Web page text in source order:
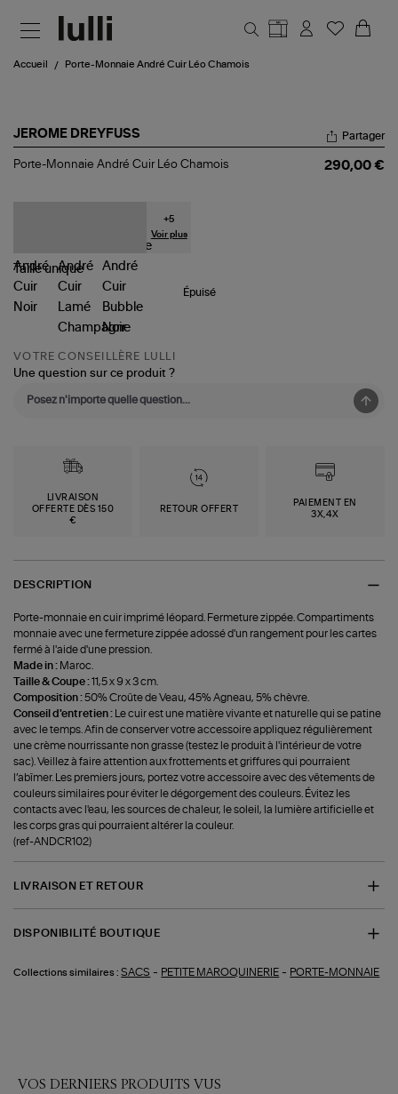
Accueil Porte-Monnaie André Cuir Léo Chamois
JEROME DREYFUSS
Porte-
Partager
Porte-Monnaie André Cuir Léo Chamois 290,00 €
+5
Voir plus
Tailleunique
Épuisé
VOTRE CONSEILLÈRE LULLI
Une question sur ce produit ?
LIVRAISON
OFFERTE DÈS 150
€
RETOUR OFFERT
PAIEMENT EN
3X,4X
DESCRIPTION
Porte-monnaie en cuir imprimé léopard. Fermeture zippée. Compartiments
monnaie avec une fermeture zippée adossé d'un rangement pour les cartes
fermé à l'aide d'une pression.
Made in : Maroc.
Taille & Coupe :11,5 x 9 x 3 cm.
Composition :50% Croûte de Veau, 45% Agneau, 5% chèvre.
Conseil d'entretien :
Le cuir est une matière vivante et naturelle qui se patine
avec le temps. Afin de conserver votre accessoire appliquez régulièrement
une crème nourrissante non grasse (testez le produit à l'intérieur de votre
sac). Veillez à faire attention aux frottements et griffures qui pourraient
l’abîmer. Les premiers jours, portez votre accessoire avec des vêtements de
couleurs similaires pour éviter le dégorgement des couleurs. Évitez les
contacts avec l'eau, les sources de chaleur, le soleil, la lumière artificielle et
les corps gras qui pourraient altérer la couleur.
(ref-ANDCR102)
LIVRAISON ET RETOUR
DISPONIBILITÉ BOUTIQUE
Collections similaires : SACS - PETITE MAROQUINERIE - PORTE-MONNAIE
VOS DERNIERS PRODUITS VUS